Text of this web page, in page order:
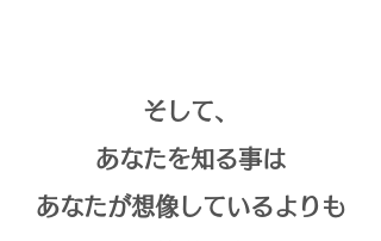
そして、
あなたを知る事は
あなたが想像しているよりも